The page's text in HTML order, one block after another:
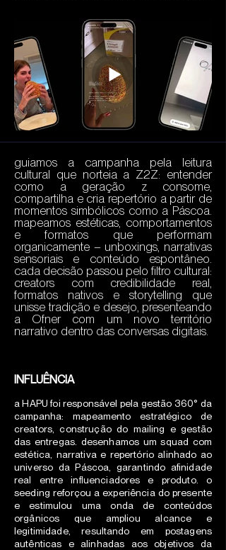
guiamos a campanha pela leitura
cultural que norteia a Z2Z: entender
como a geração z consome,
compartilha e cria repertório a partir de
momentos simbólicos como a Páscoa.
mapeamos estéticas, comportamentos
e formatos que performam
organicamente – unboxings, narrativas
sensoriais e conteúdo espontâneo.
cada decisão passou pelo filtro cultural:
creators com credibilidade real,
formatos nativos e storytelling que
unisse tradição e desejo, presenteando
a Ofner com um novo território
narrativo dentro das conversas digitais.
INFLUÊNCIA
a HAPU foi responsável pela gestão 360° da
campanha: mapeamento estratégico de
creators, construção do mailing e gestão
das entregas. desenhamos um squad com
estética, narrativa e repertório alinhado ao
universo da Páscoa, garantindo afinidade
real entre influenciadores e produto. o
seeding reforçou a experiência do presente
e estimulou uma onda de conteúdos
orgânicos que ampliou alcance e
legitimidade, resultando em postagens
autênticas e alinhadas aos objetivos da